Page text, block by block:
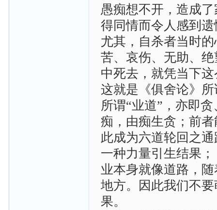
愚痴想不开，造成
得同情而令人感到
尤其，自杀者当时
苦、哀伤、无助、
中死去，就凭当下
这就是《俱舍论》所
所谓“业道”，亦即
痴，由痴生贪；前
此成为六道轮回之
一种力量引生结果；
业本身就像道路，
地方。因此我们不
果。